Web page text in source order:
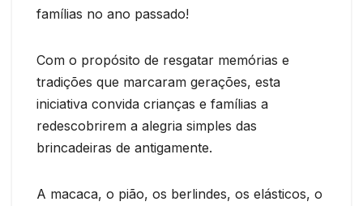
famílias no ano passado!
Com o propósito de resgatar memórias e
tradições que marcaram gerações, esta
iniciativa convida crianças e famílias a
redescobrirem a alegria simples das
brincadeiras de antigamente.
A macaca, o pião, os berlindes, os elásticos, o